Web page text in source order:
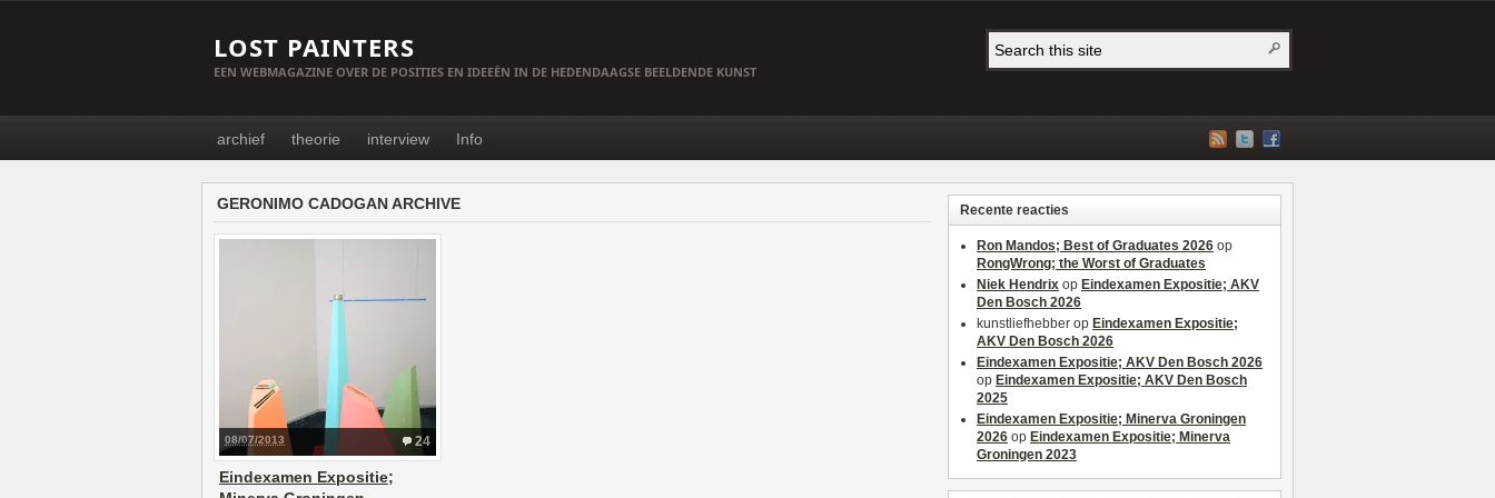
LOST PAINTERS
EEN WEBMAGAZINE OVER DE POSITIES EN IDEEËN IN DE HEDENDAAGSE BEELDENDE KUNST
archief theorie interview Info
GERONIMO CADOGAN ARCHIVE
24
08/07/2013
Eindexamen Expositie;
Recente reacties
Ron Mandos; Best of Graduates 2026 op
RongWrong; the Worst of Graduates
Niek Hendrix op Eindexamen Expositie; AKV
Den Bosch 2026
kunstliefhebber op Eindexamen Expositie;
AKV Den Bosch 2026
Eindexamen Expositie; AKV Den Bosch 2026
op Eindexamen Expositie; AKV Den Bosch
2025
Eindexamen Expositie; Minerva Groningen
2026 op Eindexamen Expositie; Minerva
Groningen 2023